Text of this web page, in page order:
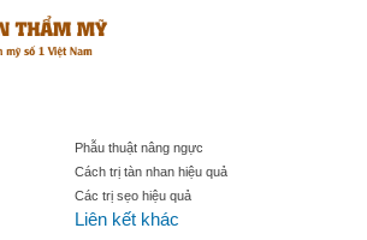
Phẫu thuật nâng ngực
Cách trị tàn nhan hiệu quả
Các trị sẹo hiệu quả
Liên kết khác